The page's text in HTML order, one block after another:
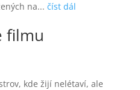
na... číst dál
filmu
kde žijí nelétaví, ale